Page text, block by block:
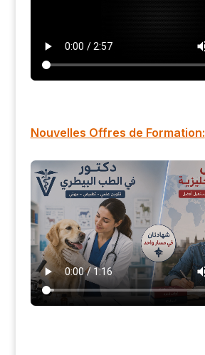
Nouvelles Offres de Formation: